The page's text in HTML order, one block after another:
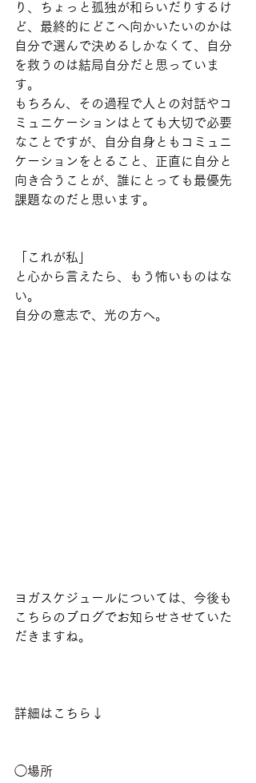
り、ちょっと孤独が和らいだりするけ
ど、最終的にどこへ向かいたいのかは
自分で選んで決めるしかなくて、自分
を救うのは結局自分だと思っていま
す。
もちろん、その過程で人との対話やコ
ミュニケーションはとても大切で必要
なことですが、自分自身ともコミュニ
ケーションをとること、正直に自分と
向き合うことが、誰にとっても最優先
課題なのだと思います。
「これが私」
と心から言えたら、もう怖いものはな
い。
自分の意志で、光の方へ。
ヨガスケジュールについては、今後も
こちらのブログでお知らせさせていた
だきますね。
詳細はこちら↓
◯場所